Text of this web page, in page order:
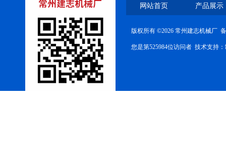
网站首页 产品展示
版权所有 ©2026 常州建志机械厂
您是第525984位访问者 技术支持：